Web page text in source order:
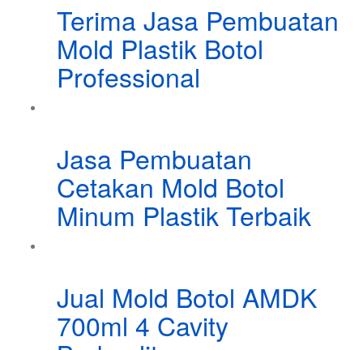
Terima Jasa Pembuatan
Mold Plastik Botol
Professional
Jasa Pembuatan
Cetakan Mold Botol
Minum Plastik Terbaik
Jual Mold Botol AMDK
700ml 4 Cavity